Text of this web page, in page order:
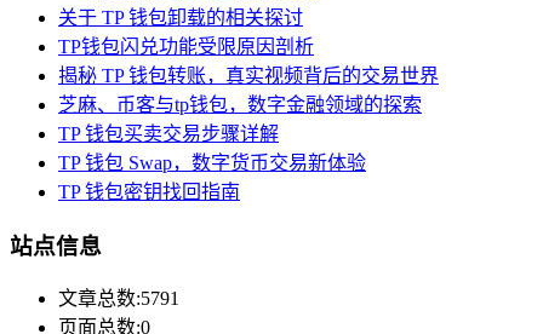
关于 TP 钱包卸载的相关探讨
TP钱包闪兑功能受限原因剖析
揭秘 TP 钱包转账，真实视频背后的交易世界
芝麻、币客与tp钱包，数字金融领域的探索
TP 钱包买卖交易步骤详解
TP 钱包 Swap，数字货币交易新体验
TP 钱包密钥找回指南
站点信息
文章总数:5791
页面总数:0